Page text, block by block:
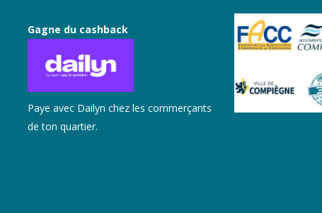
Gagne du cashback
Paye avec Dailyn chez les commerçants
de ton quartier.